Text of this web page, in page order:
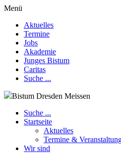
Menü
Aktuelles
Termine
Jobs
Akademie
Junges Bistum
Caritas
Suche ...
Bistum Dresden Meissen
Suche ...
Startseite
Aktuelles
Termine &
Wir sind